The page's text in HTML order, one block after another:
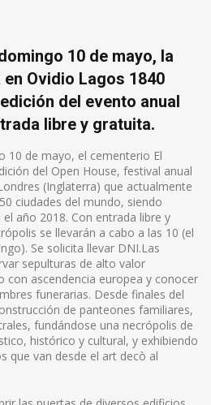
10 de mayo, la
Ovidio Lagos 1840
del evento anual
libre y gratuita.
10 de mayo, el cementerio El
del Open House, festival anual
(Inglaterra) que actualmente
ciudades del mundo, siendo
año 2018. Con entrada libre y
se llevarán a cabo a las 10 (el
Se solicita llevar DNI.Las
sepulturas de alto valor
con ascendencia europea y conocer
funerarias. Desde finales del
de panteones familiares,
fundándose una necrópolis de
histórico y cultural, y exhibiendo
que van desde el art decò al